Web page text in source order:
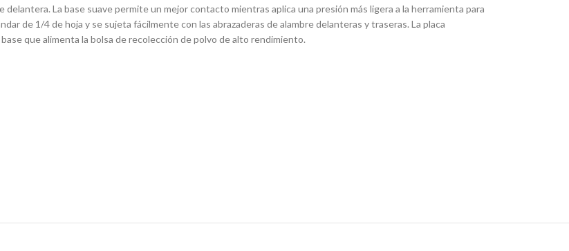
La base suave permite un mejor contacto mientras aplica una presión más ligera a la herramienta para
de 1/4 de hoja y se sujeta fácilmente con las abrazaderas de alambre delanteras y traseras. La placa
que alimenta la bolsa de recolección de polvo de alto rendimiento.